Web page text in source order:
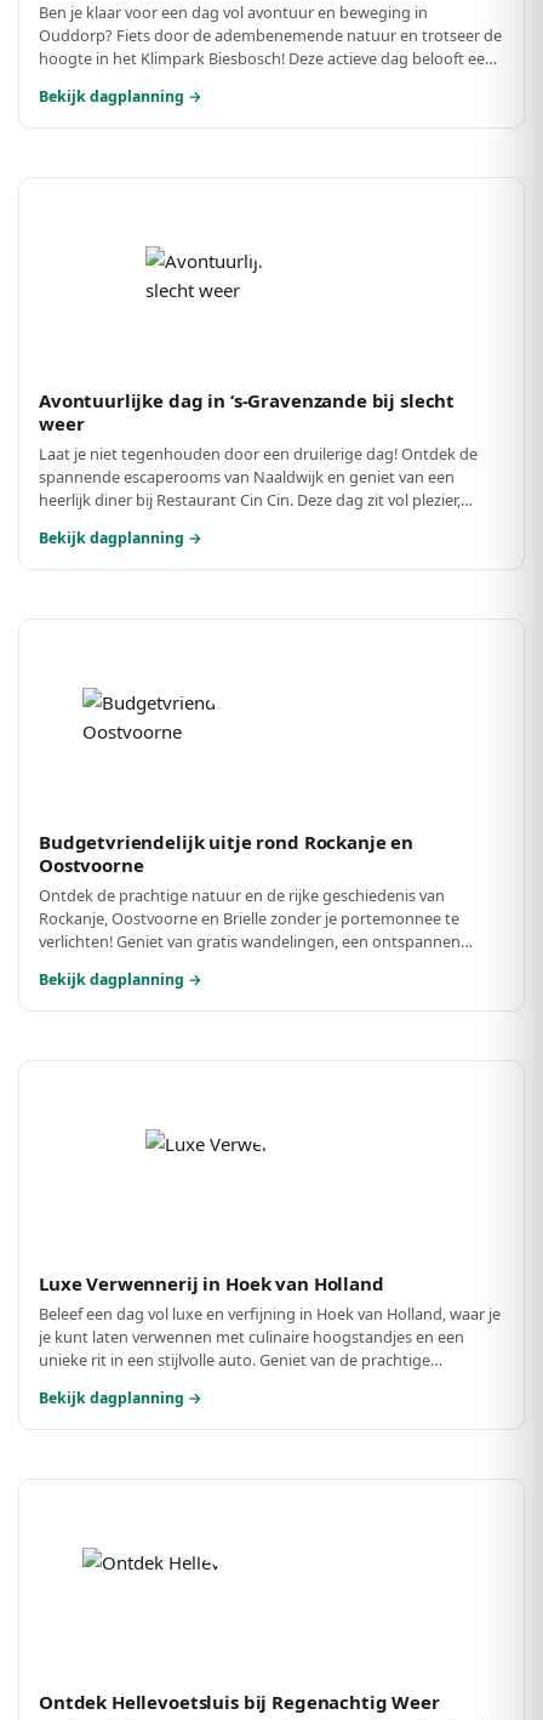
Ben je klaar voor een dag vol avontuur en beweging in
Ouddorp? Fiets door de adembenemende natuur en trotseer de
hoogte in het Klimpark Biesbosch! Deze actieve dag belooft een
Bekijk dagplanning →
Avontuurlijke dag in ‘s-Gravenzande bij slecht
weer
Laat je niet tegenhouden door een druilerige dag! Ontdek de
spannende escaperooms van Naaldwijk en geniet van een
heerlijk diner bij Restaurant Cin Cin. Deze dag zit vol plezier,
regenachtige dag.
Bekijk dagplanning →
Budgetvriendelijk uitje rond Rockanje en
Oostvoorne
Ontdek de prachtige natuur en de rijke geschiedenis van
Rockanje, Oostvoorne en Brielle zonder je portemonnee te
verlichten! Geniet van gratis wandelingen, een ontspannen
voor een leuke dag zonder hoge kosten!
Bekijk dagplanning →
Luxe Verwennerij in Hoek van Holland
Beleef een dag vol luxe en verfijning in Hoek van Holland, waar je
je kunt laten verwennen met culinaire hoogstandjes en een
unieke rit in een stijlvolle auto. Geniet van de prachtige
Restaurant Aquarius, gevolgd door een rit in een prachtige
Bekijk dagplanning →
Ontdek Hellevoetsluis bij Regenachtig Weer